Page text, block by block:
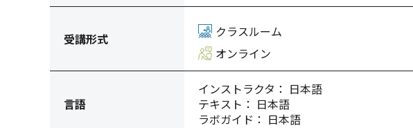
受講形式
クラスルーム
オンライン
言語
インストラクタ： 日本語
テキスト： 日本語
ラボガイド： 日本語